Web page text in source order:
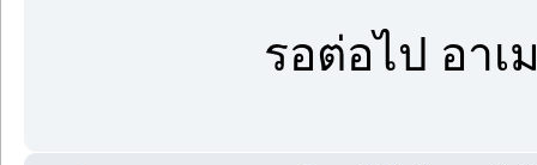
รอต่อไป อาเ